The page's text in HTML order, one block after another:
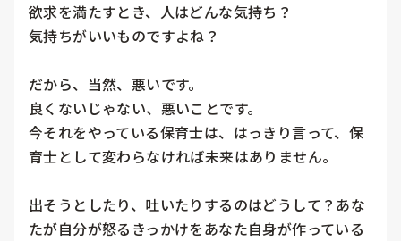
欲求を満たすとき、人はどんな気持ち？
気持ちがいいものですよね？
だから、当然、悪いです。
良くないじゃない、悪いことです。
今それをやっている保育士は、はっきり言って、保
育士として変わらなければ未来はありません。
出そうとしたり、吐いたりするのはどうして？あな
たが自分が怒るきっかけをあなた自身が作っている